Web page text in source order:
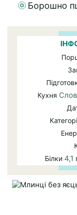
Борошно
Кухня
Білки 4,1